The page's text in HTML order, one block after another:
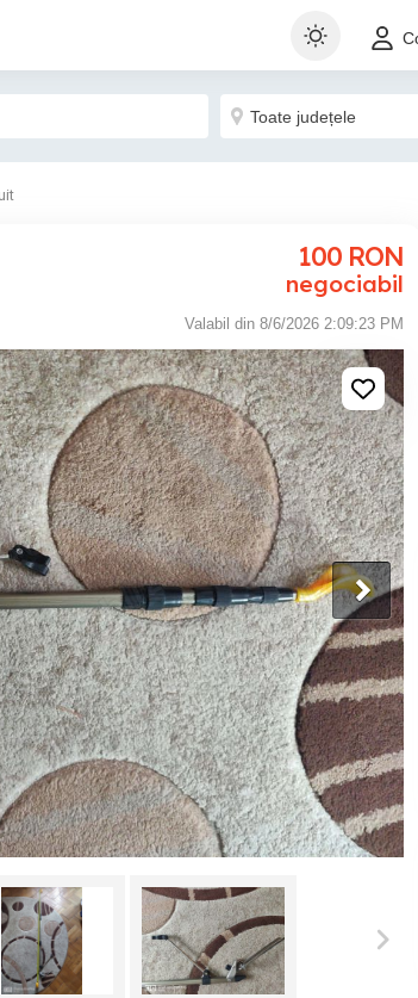
100 RON
negociabil
Valabil din 8/6/2026 2:09:23 PM